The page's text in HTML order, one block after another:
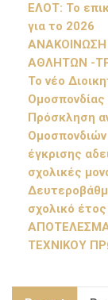
ΕΛΟΤ: Το
για το 2026
ΑΘΛΗΤΩΝ -
Το νέο
Πρόσκληση
έγκρισης
σχολικές
σχολικό
ΤΕΧΝΙΚΟΥ